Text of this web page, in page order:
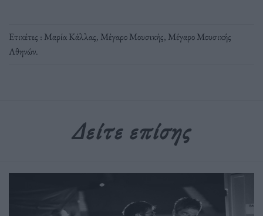
Ετικέτες : Μαρία Κάλλας, Μέγαρο Μουσικής, Μέγαρο Μουσικής
Αθηνών.
Δείτε επίσης